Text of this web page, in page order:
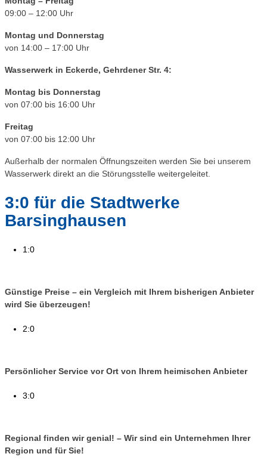
09:00 – 12:00 Uhr
Montag und Donnerstag
von 14:00 – 17:00 Uhr
Wasserwerk in Eckerde, Gehrdener Str. 4:
Montag bis Donnerstag
von 07:00 bis 16:00 Uhr
Freitag
von 07:00 bis 12:00 Uhr
Außerhalb der normalen Öffnungszeiten werden Sie bei unserem
Wasserwerk direkt an die Störungsstelle weitergeleitet.
3:0 für die Stadtwerke
Barsinghausen
1:0
Günstige Preise – ein Vergleich mit Ihrem bisherigen Anbieter
wird Sie überzeugen!
2:0
Persönlicher Service vor Ort von Ihrem heimischen Anbieter
3:0
Regional finden wir genial! – Wir sind ein Unternehmen Ihrer
Region und für Sie!